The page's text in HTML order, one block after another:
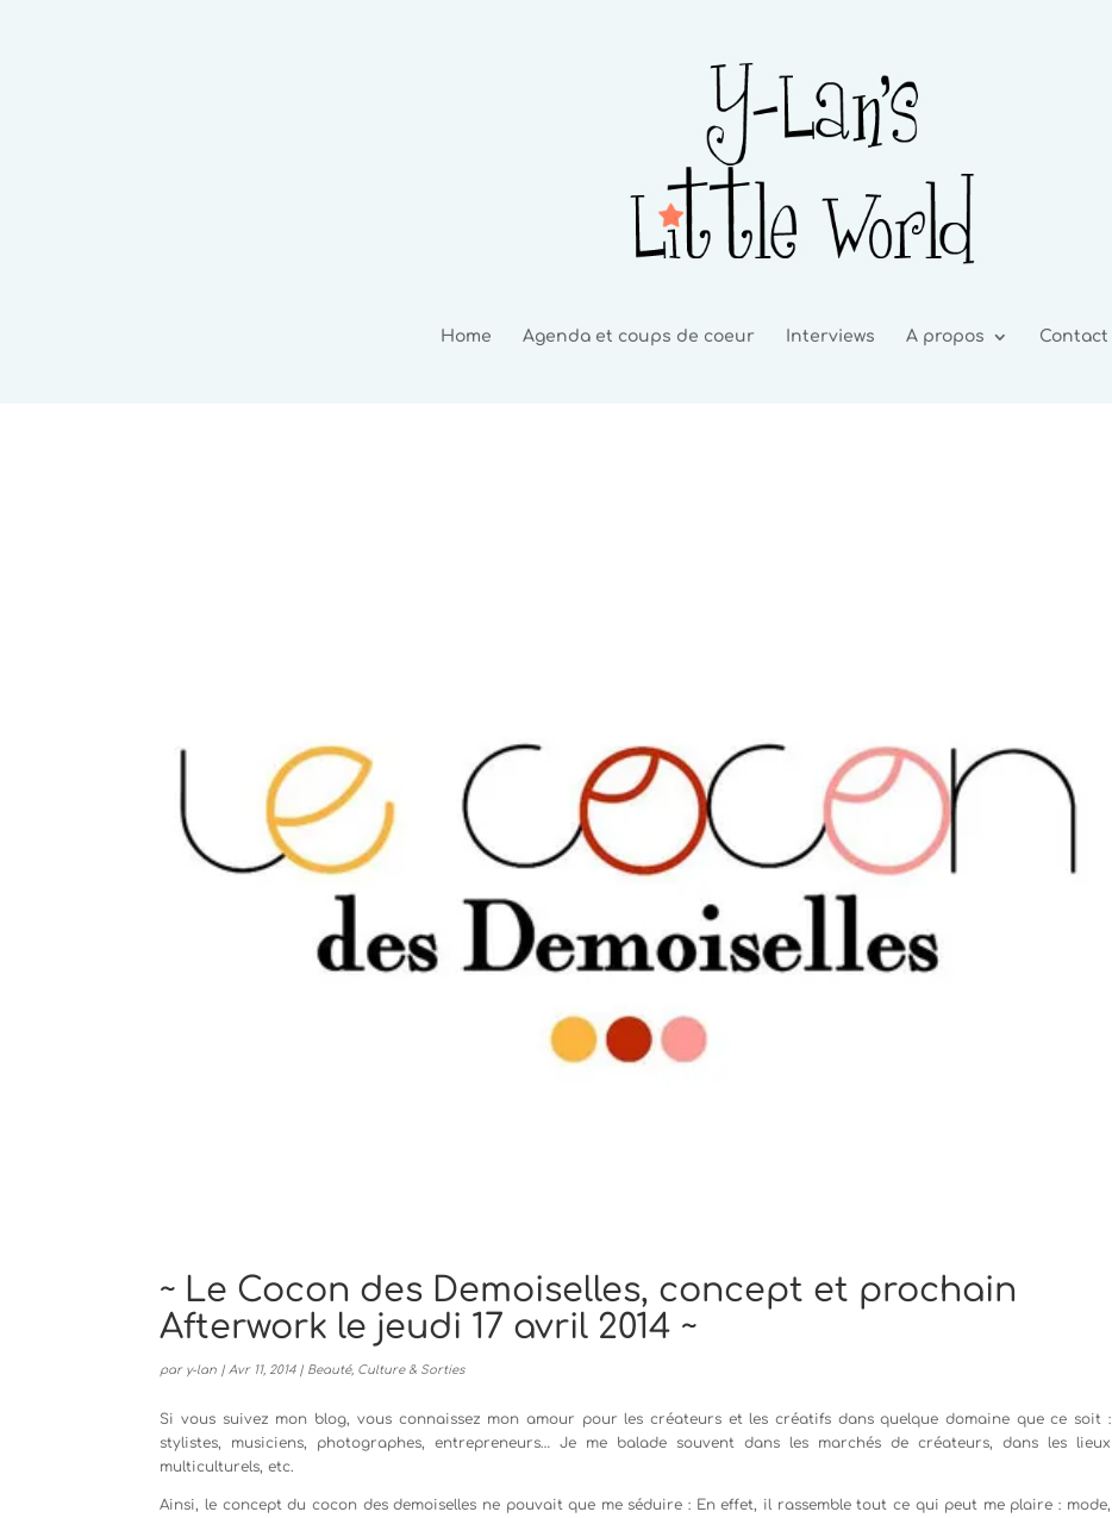
Home Agenda et coups de coeur Interviews A propos Contact
~ Le Cocon des Demoiselles, concept et prochain
Afterwork le jeudi 17 avril 2014 ~
par y-lan | Avr 11, 2014| Beauté, Culture & Sorties
Si vous suivez mon blog, vous connaissez mon amour pour les créateurs et les créatifs dans quelque domaine que ce soit :
stylistes, musiciens, photographes, entrepreneurs… Je me balade souvent dans les marchés de créateurs, dans les lieux
multiculturels, etc.
Ainsi, le concept du cocon des demoiselles ne pouvait que me séduire : En effet, il rassemble tout ce qui peut me plaire : mode,